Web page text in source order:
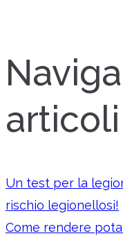
articoli
Un test per la
rischio legionellosi!
Come rendere